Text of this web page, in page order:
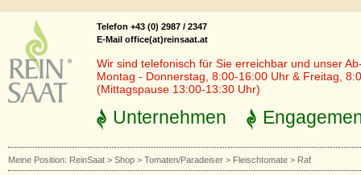
Telefon +43 (0) 2987 / 2347
E-Mail office(at)reinsaat.at
Wir sind telefonisch für Sie erreichbar und unser
Montag - Donnerstag, 8:00-16:00 Uhr & Freitag,
(Mittagspause 13:00-13:30 Uhr)
Unternehmen
Meine Position: ReinSaat > Shop > Tomaten/Paradeiser > Fleischtomate > Raf